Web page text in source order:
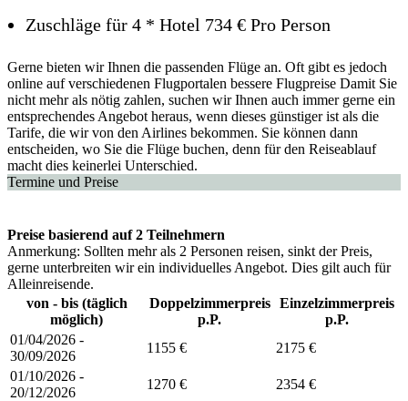
Zuschläge für 4 * Hotel 734 € Pro Person
Gerne bieten wir Ihnen die passenden Flüge an. Oft gibt es jedoch
online auf verschiedenen Flugportalen bessere Flugpreise Damit Sie
nicht mehr als nötig zahlen, suchen wir Ihnen auch immer gerne ein
entsprechendes Angebot heraus, wenn dieses günstiger ist als die
Tarife, die wir von den Airlines bekommen. Sie können dann
entscheiden, wo Sie die Flüge buchen, denn für den Reiseablauf
macht dies keinerlei Unterschied.
Termine und Preise
Preise basierend auf 2 Teilnehmern
Anmerkung: Sollten mehr als 2 Personen reisen, sinkt der Preis,
gerne unterbreiten wir ein individuelles Angebot. Dies gilt auch für
Alleinreisende.
von - bis (täglich
möglich)
Doppelzimmerpreis
p.P.
Einzelzimmerpreis
p.P.
01/04/2026 -
30/09/2026
1155 €
2175 €
01/10/2026 -
20/12/2026
1270 €
2354 €